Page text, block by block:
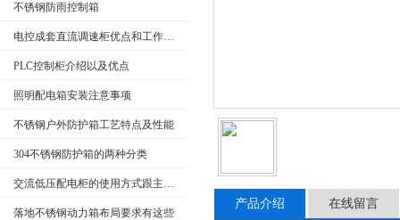
不锈钢防雨控制箱
电控成套直流调速柜优点和工作原理
PLC控制柜介绍以及优点
照明配电箱安装注意事项
不锈钢户外防护箱工艺特点及性能
304不锈钢防护箱的两种分类
交流低压配电柜的使用方式跟主要特点
落地不锈钢动力箱布局要求有这些
产品介绍 在线留言